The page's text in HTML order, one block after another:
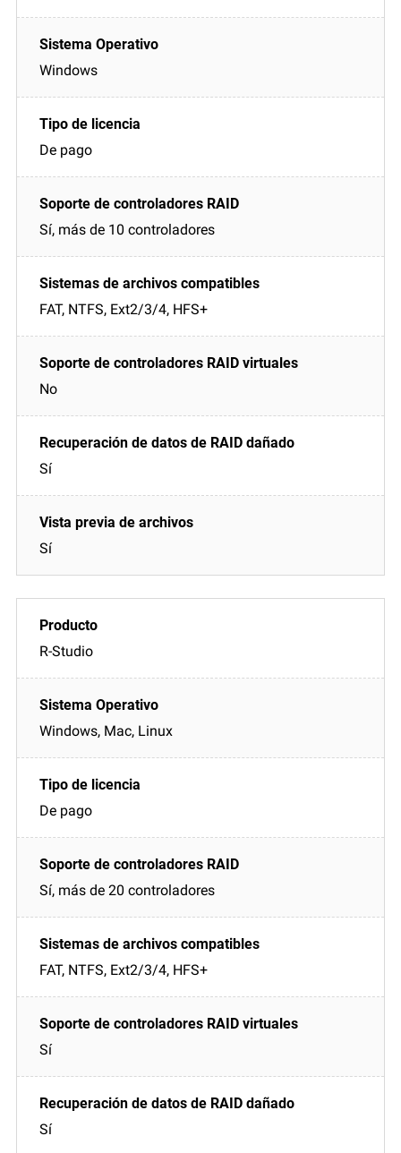
Windows
De pago
Sí, más de 10 controladores
FAT, NTFS, Ext2/3/4, HFS+
No
Sí
Sí
R-Studio
Windows, Mac, Linux
De pago
Sí, más de 20 controladores
FAT, NTFS, Ext2/3/4, HFS+
Sí
Sí